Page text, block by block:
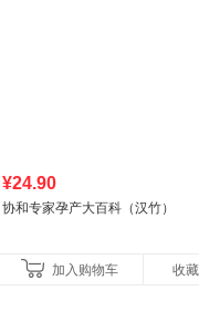
¥24.90
协和专家孕产大百科（汉竹）
加入购物车 收藏